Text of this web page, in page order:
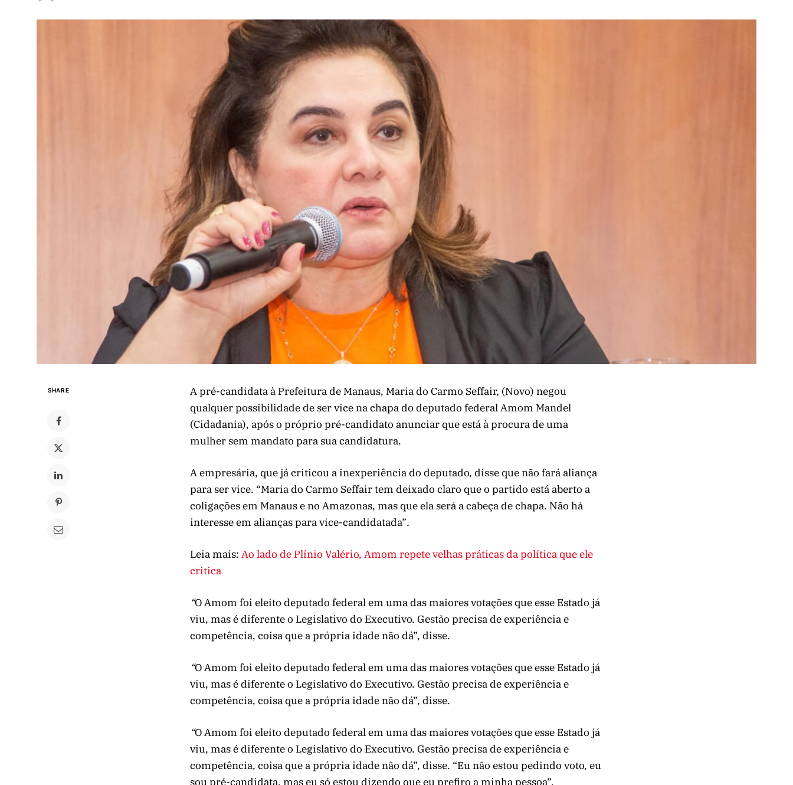
SHARE
A pré-candidata à Prefeitura de Manaus, Maria do Carmo Seffair, (Novo) negou
qualquer possibilidade de ser vice na chapa do deputado federal Amom Mandel
(Cidadania), após o próprio pré-candidato anunciar que está à procura de uma
mulher sem mandato para sua candidatura.
A empresária, que já criticou a inexperiência do deputado, disse que não fará aliança
para ser vice. “Maria do Carmo Seffair tem deixado claro que o partido está aberto a
coligações em Manaus e no Amazonas, mas que ela será a cabeça de chapa. Não há
interesse em alianças para vice-candidatada”.
Leia mais: Ao lado de Plínio Valério, Amom repete velhas práticas da política que ele
critica
“O Amom foi eleito deputado federal em uma das maiores votações que esse Estado já
viu, mas é diferente o Legislativo do Executivo. Gestão precisa de experiência e
competência, coisa que a própria idade não dá”, disse.
“O Amom foi eleito deputado federal em uma das maiores votações que esse Estado já
viu, mas é diferente o Legislativo do Executivo. Gestão precisa de experiência e
competência, coisa que a própria idade não dá”, disse.
“O Amom foi eleito deputado federal em uma das maiores votações que esse Estado já
viu, mas é diferente o Legislativo do Executivo. Gestão precisa de experiência e
competência, coisa que a própria idade não dá”, disse. “Eu não estou pedindo voto, eu
sou pré-candidata, mas eu só estou dizendo que eu prefiro a minha pessoa”.